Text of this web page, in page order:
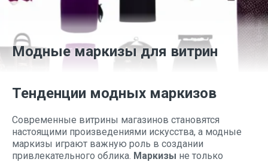
Модные маркизы для витрин
Тенденции модных маркизов
Современные витрины магазинов становятся
настоящими произведениями искусства, а модные
маркизы играют важную роль в создании
привлекательного облика. Маркизы не только